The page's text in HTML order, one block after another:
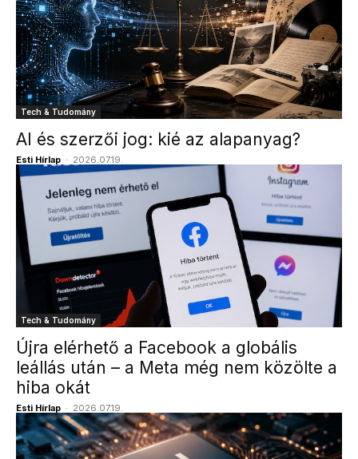
Tech & Tudomány
AI és szerzői jog: kié az alapanyag?
Esti Hírlap - 2026.07.19.
Tech & Tudomány
Újra elérhető a Facebook a globális
leállás után – a Meta még nem közölte a
hiba okát
Esti Hírlap - 2026.07.19.